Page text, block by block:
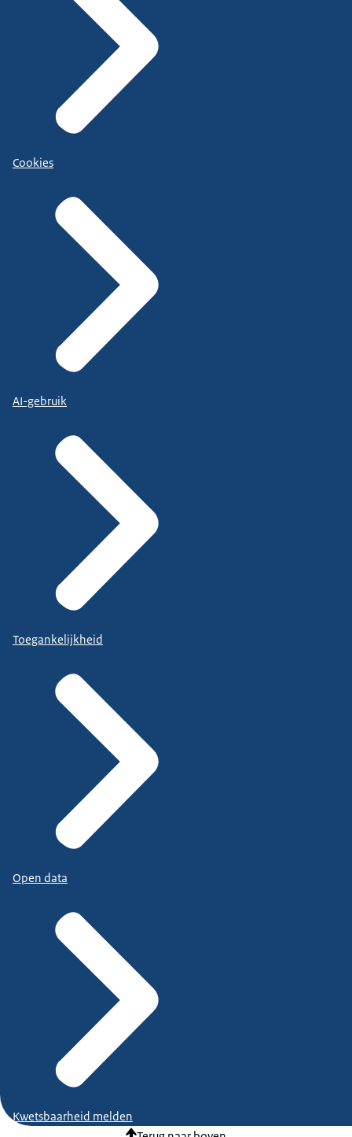
Cookies
AI-gebruik
Toegankelijkheid
Open data
Kwetsbaarheid melden